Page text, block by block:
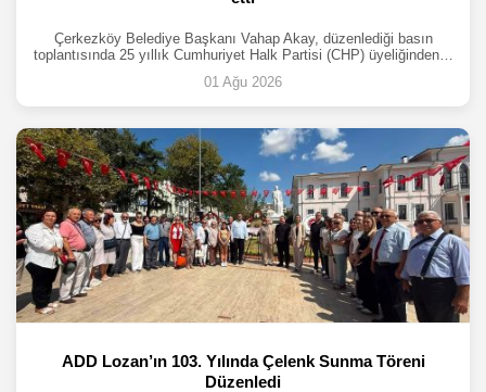
Çerkezköy Belediye Başkanı Vahap Akay, düzenlediği basın
toplantısında 25 yıllık Cumhuriyet Halk Partisi (CHP) üyeliğinden…
01 Ağu 2026
ADD Lozan’ın 103. Yılında Çelenk Sunma Töreni
Düzenledi